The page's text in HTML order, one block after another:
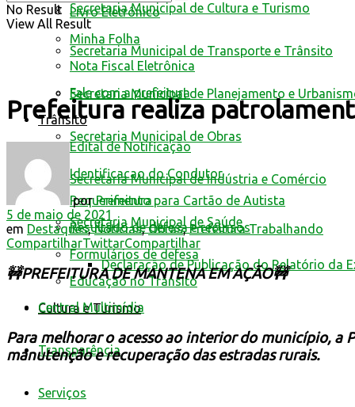
Livro Eletrônico
Minha Folha
Nota Fiscal Eletrônica
Fale com a prefeitura
Trânsito
Edital de Notificação
Identificacao do Condutor
Requerimento para Cartão de Autista
Resultado de defesa e recursos
Formulários de defesa
Educação no Trânsito
Cultura e Turismo
Secretaria Municipal de Cultura e Turismo
Secretaria Municipal de Transporte e Trânsito
Secretaria Municipal de Planejamento e
Secretaria Municipal de Obras
Secretaria Municipal de Indústria e Comércio
Secretaria Municipal de Saúde
Declaração de Publicação do Relatório da
Central Multimídia
Transparência
Serviços
No Result
View All Result
Prefeitura realiza
por Prefeitura
5 de maio de 2021
em Destaques,Notícias,Obras,Prefeitura Trabalhando
CompartilharTwittarCompartilhar
🚧PREFEITURA DE MANTENA EM AÇÃO🚧
Para melhorar o acesso ao interior do município, a
manutenção e recuperação das estradas rurais.